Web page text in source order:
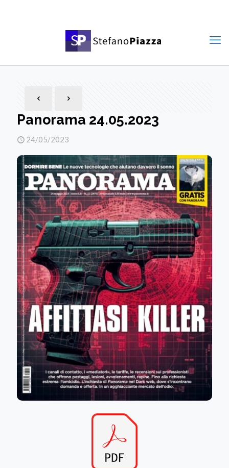
Panorama 24.05.2023
24/05/2023